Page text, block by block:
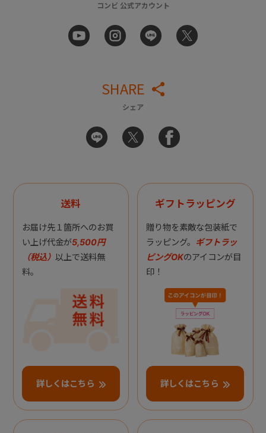
コンビ 公式アカウント
SHARE
シェア
送料
お届け先１箇所へのお買
い上げ代金が5,500円
（税込） 以上で送料無
料。
詳しくはこちら
ギフトラッピング
贈り物を素敵な包装紙で
ラッピング。 ギフトラッ
ピングOKのアイコンが目
印！
詳しくはこちら